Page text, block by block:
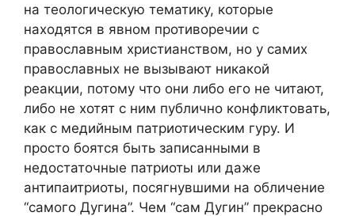
на теологическую тематику, которые
находятся в явном противоречии с
православным христианством, но у самих
православных не вызывают никакой
реакции, потому что они либо его не читают,
либо не хотят с ним публично конфликтовать,
как с медийным патриотическим гуру. И
просто боятся быть записанными в
недостаточные патриоты или даже
антипаитриоты, посягнувшими на обличение
“самого Дугина”. Чем “сам Дугин” прекрасно